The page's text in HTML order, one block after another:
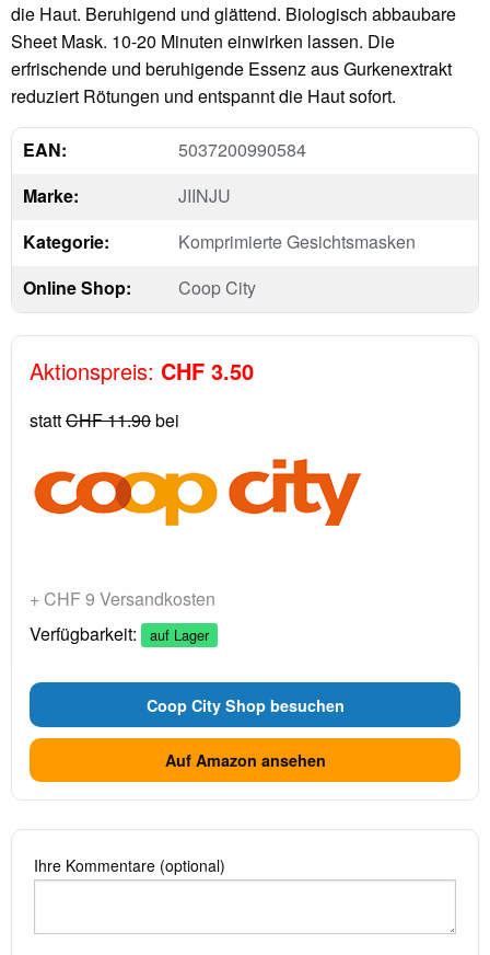
die Haut. Beruhigend und glättend. Biologisch abbaubare
Sheet Mask. 10-20 Minuten einwirken lassen. Die
erfrischende und beruhigende Essenz aus Gurkenextrakt
reduziert Rötungen und entspannt die Haut sofort.
EAN:
5037200990584
Marke:
JIINJU
Kategorie:
Komprimierte Gesichtsmasken
Online Shop:
Coop City
Aktionspreis: CHF 3.50
stattCHF 11.90bei
+ CHF 9 Versandkosten
Verfügbarkeit:
auf Lager
Coop City Shop besuchen
Auf Amazon ansehen
Ihre Kommentare (optional)